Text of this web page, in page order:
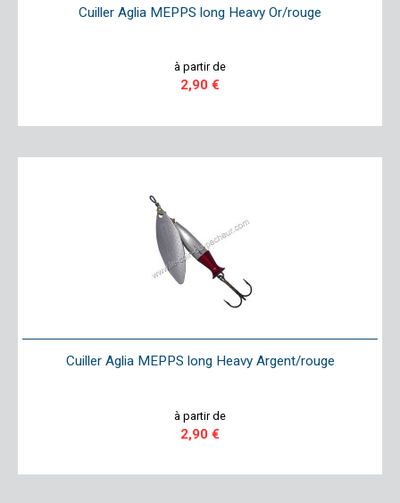
Cuiller Aglia MEPPS long Heavy Or/rouge
à partir de
2,90 €
Cuiller Aglia MEPPS long Heavy Argent/rouge
à partir de
2,90 €